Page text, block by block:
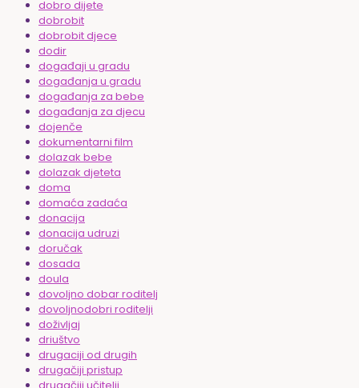
dobro dijete
dobrobit
dobrobit djece
dodir
događaji u gradu
događanja u gradu
događanja za bebe
događanja za djecu
dojenče
dokumentarni film
dolazak bebe
dolazak djeteta
doma
domaća zadaća
donacija
donacija udruzi
doručak
dosada
doula
dovoljno dobar roditelj
dovoljnodobri roditelji
doživljaj
driuštvo
drugaciji od drugih
drugačiji pristup